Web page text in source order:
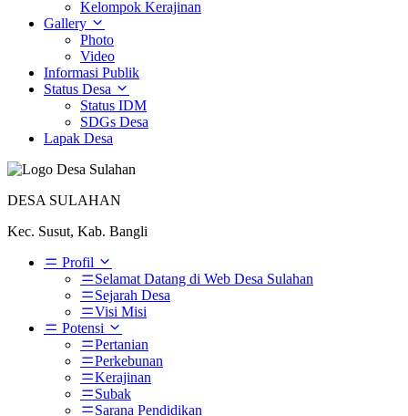
Kelompok Kerajinan
Gallery
Photo
Video
Informasi Publik
Status Desa
Status IDM
SDGs Desa
Lapak Desa
DESA SULAHAN
Kec. Susut, Kab. Bangli
Profil
Selamat Datang di Web Desa Sulahan
Sejarah Desa
Visi Misi
Potensi
Pertanian
Perkebunan
Kerajinan
Subak
Sarana Pendidikan